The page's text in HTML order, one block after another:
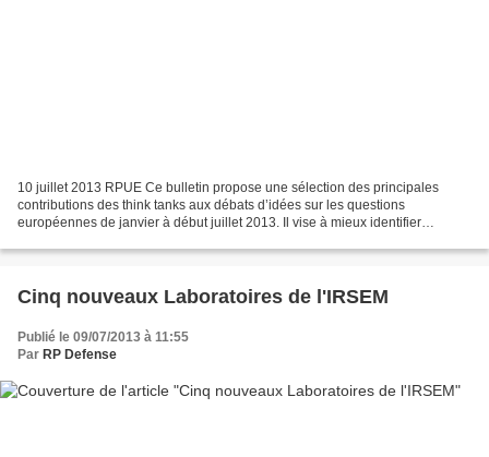
10 juillet 2013 RPUE Ce bulletin propose une sélection des principales
contributions des think tanks aux débats d’idées sur les questions
européennes de janvier à début juillet 2013. Il vise à mieux identifier
Cinq nouveaux Laboratoires de l'IRSEM
Publié le 09/07/2013 à 11:55
Par RP Defense